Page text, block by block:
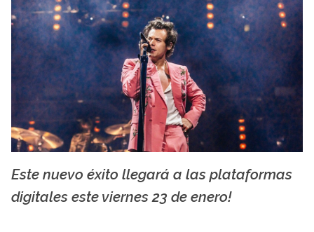
Este nuevo éxito llegará a las plataformas
digitales este viernes 23 de enero!